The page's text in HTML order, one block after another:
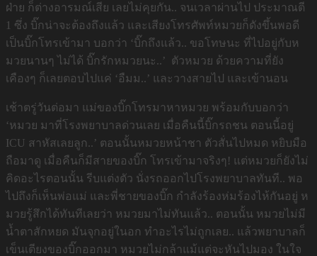
ฝ่าย ก็ต่างอารมณ์เสีย เลยไม่คุยกัน.. จนเวลาผ่านไป ประมาณตี
1 ซึ่ง บิ๊กน่าจะต้องถึงแล้ว และเสียงโทรศัพท์หมวยก็ดังขึ้นพอดี
เป็นบิ๊กโทรเข้ามา บอกว่า ‘บิ๊กถึงแล้ว.. ขอโทษนะ ที่ไปอยู่กับห
มวยนานๆ ไม่ได้ บิ๊กรักหมวยนะ..’ ตัวหมวย ด้วยความที่ยัง
เคืองๆ ก็เลยตอบไปแค่ ‘อืมม..’ และวางสายไป และเข้านอน
เช้าตรู่วันต่อมา แม่ของบิ๊กโทรมาหาหมวย พร้อมกับบอกว่า
‘หมวย มาที่โรงพยาบาลด่วนเลย เมื่อคืนนี้บิ๊กรถชน ตอนนี้อยู่
ICU สาหัสเลยลูก..’ ตอนนั้นหมวยหน้าชา ตัวสั่นไปหมด หยิบมือ
ถือมาดู เมื่อคืนก็มีสายของบิ๊ก โทรเข้ามาจริงๆ! แต่หมวยก็ยังไม่
คิดอะไรตอนนั้น รีบแต่งตัว นั่งรถออกไปโรงพยาบาลทันที.. พอ
ไปถึงก็เห็นพ่อแม่ และพี่ชายของบิ๊ก กำลังร้องห่มร้องไห้กันอยู่ ห
มวยรู้สึกได้ทันทีเลยว่า หมวยมาไม่ทันแล้ว.. ตอนนั้น หมวยไม่มี
น้ำตาสักหยด มันจุกอยู่ในอก ทำอะไรไม่ถูกเลย.. แล้วพยาบาลก็
เข็นเตียงของบิ๊กออกมา หมวยไม่กล้าแม้แต่จะหันไปมอง ในใจ